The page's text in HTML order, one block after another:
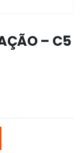
– C5